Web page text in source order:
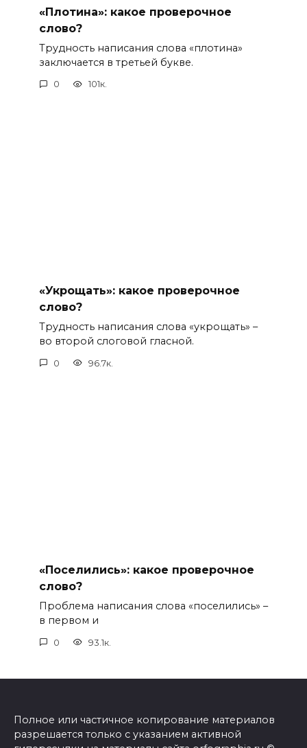
«Плотина»: какое проверочное
слово?
Трудность написания слова «плотина»
заключается в третьей букве.
0 101к.
«Укрощать»: какое проверочное
слово?
Трудность написания слова «укрощать» –
во второй слоговой гласной.
0 96.7к.
«Поселились»: какое проверочное
слово?
Проблема написания слова «поселились» –
в первом и
0 93.1к.
Полное или частичное копирование материалов
разрешается только с указанием активной